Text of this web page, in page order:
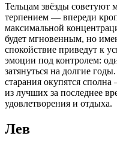
Тельцам звёзды советуют
терпением — впереди
максимальной
будет мгновенным, но
спокойствие приведут к
эмоции под контролем:
затянуться на долгие
старания окупятся
из лучших за последнее
удовлетворения и отдыха.
Лев